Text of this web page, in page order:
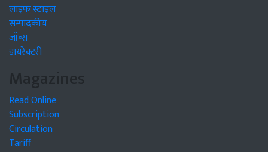
लाइफ स्टाइल
सम्पादकीय
जॉब्स
डायरेक्टरी
Magazines
Read Online
Subscription
Circulation
Tariff